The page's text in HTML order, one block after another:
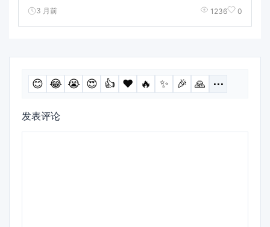
3 月前 1236 0
😊 😂 😭 😍 👍 ❤️ 🔥 ✨ 🎉 🙏 ⋯
发表评论